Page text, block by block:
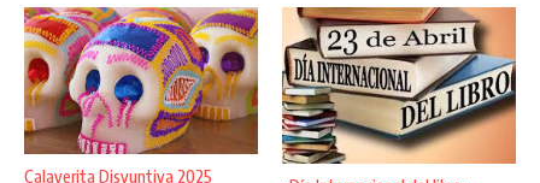
Calaverita Disyuntiva 2025